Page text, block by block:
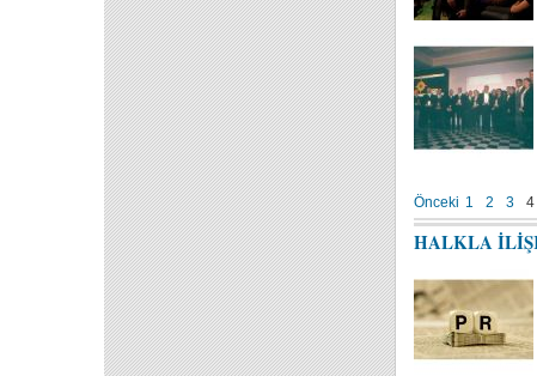
Önceki 1 2 3 4
HALKLA